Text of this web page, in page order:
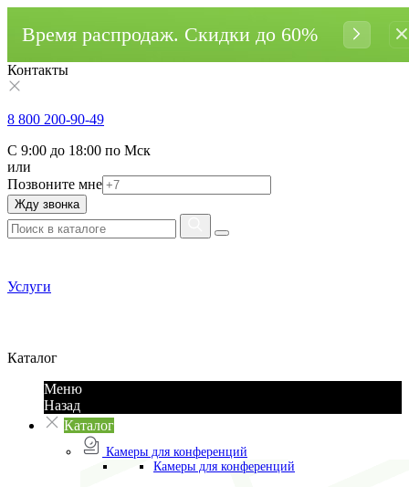
Время распродаж. Cкидки до 60%
Контакты
8 800 200-90-49
С 9:00 до 18:00 по Мск
или
Позвоните мне
Жду звонка
Услуги
Каталог
Меню
Назад
Каталог
Камеры для конференций
Камеры для конференций